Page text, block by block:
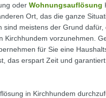
oderWohnungsauflösung
Ort, das die ganze
meistens der Grund
Kirchhundem vorzunehmen.
für Sie eine
das erspart Zeit und
in Kirchhundem